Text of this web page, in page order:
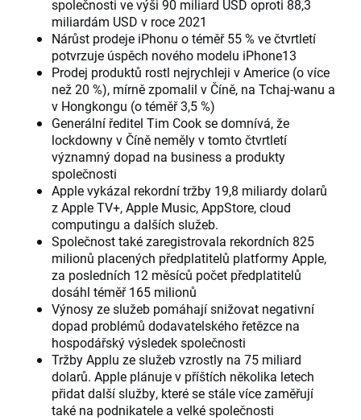
společnosti ve výši 90 miliard USD oproti 88,3
miliardám USD v roce 2021
Nárůst prodeje iPhonu o téměř 55 % ve čtvrtletí
potvrzuje úspěch nového modelu iPhone13
Prodej produktů rostl nejrychleji v Americe (o více
než 20 %), mírně zpomalil v Číně, na Tchaj-wanu a
v Hongkongu (o téměř 3,5 %)
Generální ředitel Tim Cook se domnívá, že
lockdowny v Číně neměly v tomto čtvrtletí
významný dopad na business a produkty
společnosti
Apple vykázal rekordní tržby 19,8 miliardy dolarů
z Apple TV+, Apple Music, AppStore, cloud
computingu a dalších služeb.
Společnost také zaregistrovala rekordních 825
milionů placených předplatitelů platformy Apple,
za posledních 12 měsíců počet předplatitelů
dosáhl téměř 165 milionů
Výnosy ze služeb pomáhají snižovat negativní
dopad problémů dodavatelského řetězce na
hospodářský výsledek společnosti
Tržby Applu ze služeb vzrostly na 75 miliard
dolarů. Apple plánuje v příštích několika letech
přidat další služby, které se stále více zaměřují
také na podnikatele a velké společnosti